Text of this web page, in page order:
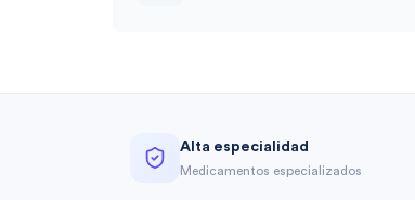
Alta especialidad
Medicamentos especializados